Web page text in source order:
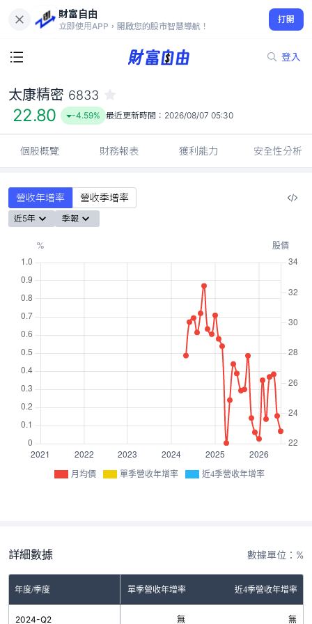
財富自由
立即使用APP，開啟您的股市智慧導航！
打開
登入
22.80
-4.59%
太康精密 6833
22.80 -4.59% 最近更新時間： 2026/08/07 05:30
個股概覽 財務報表 獲利能力 安全性分析
營收年增率 營收季增率
近5年 季報
月均價 單季營收年增率 近4季營收年增率
詳細數據 數據單位：%
年度/季度 單季營收年增率 近4季營收年增率
2024-Q2 無 無